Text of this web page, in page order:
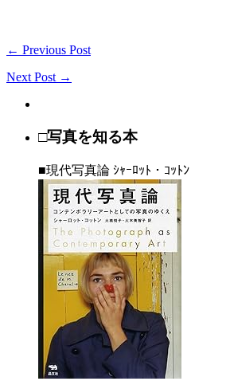
← Previous Post
Next Post →
□写真を知る本
■現代写真論 ｼｬｰﾛｯﾄ・ｺｯﾄﾝ